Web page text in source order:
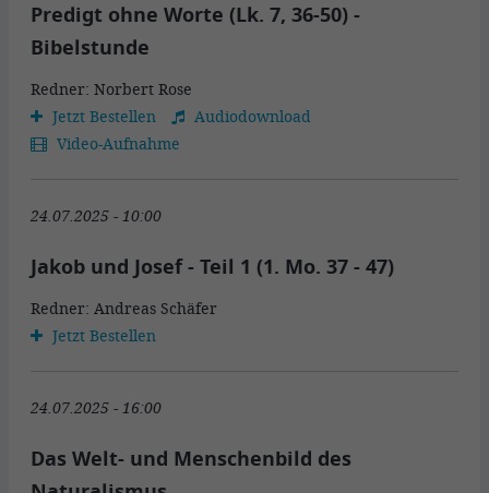
Predigt ohne Worte (Lk. 7, 36-50) -
Bibelstunde
Redner: Norbert Rose
Jetzt Bestellen
Audiodownload
Video-Aufnahme
24.07.2025 - 10:00
Jakob und Josef - Teil 1 (1. Mo. 37 - 47)
Redner: Andreas Schäfer
Jetzt Bestellen
24.07.2025 - 16:00
Das Welt- und Menschenbild des